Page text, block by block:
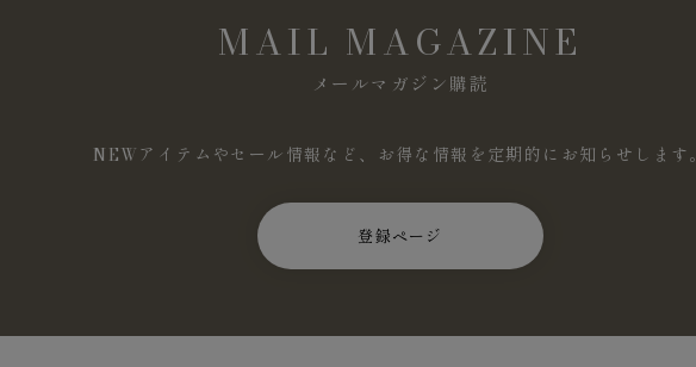
MAIL MAGAZINE
メールマガジン購読
NEWアイテムやセール情報など、お得な情報を定期的にお知らせします。
登録ページ